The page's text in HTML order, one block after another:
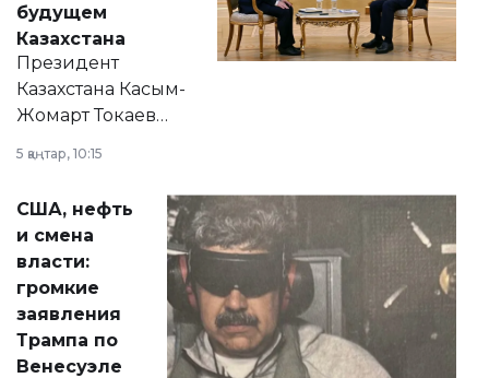
будущем
Казахстана
Президент
Казахстана Касым-
Жомарт Токаев
сразу несколько
актуальных тем —
от слухов о
политических
реформах до
вопросов армии,
экономики и
личного здоровья.
5 қаңтар, 10:15
США, нефть
и смена
власти:
громкие
заявления
Трампа по
Венесуэле